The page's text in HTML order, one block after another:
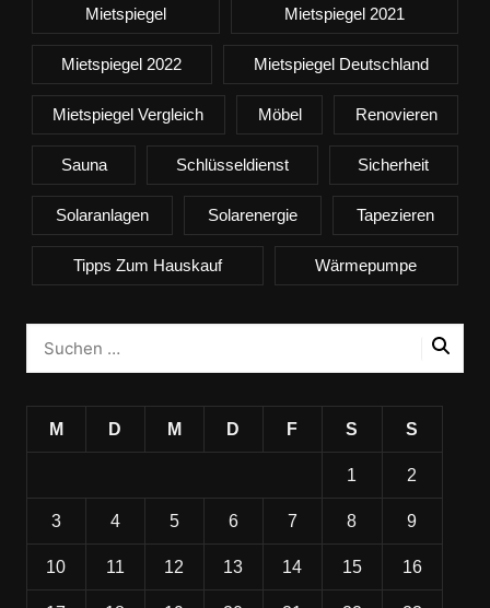
Mietspiegel Mietspiegel 2021
Mietspiegel 2022 Mietspiegel Deutschland
Mietspiegel Vergleich Möbel Renovieren
Sauna Schlüsseldienst Sicherheit
Solaranlagen Solarenergie Tapezieren
Tipps Zum Hauskauf Wärmepumpe
M D M D F S S
1 2
3 4 5 6 7 8 9
10 11 12 13 14 15 16